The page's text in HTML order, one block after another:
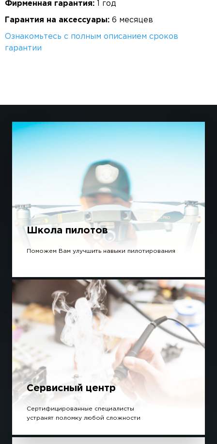
Фирменная гарантия: 1 год
Гарантия на аксессуары: 6 месяцев
Ознакомьтесь с полным описанием сроков
гарантии
Школа пилотов
Поможем Вам улучшить навыки пилотирования
Сервисный центр
Сертифицированные специалисты
устранят поломку любой сложности